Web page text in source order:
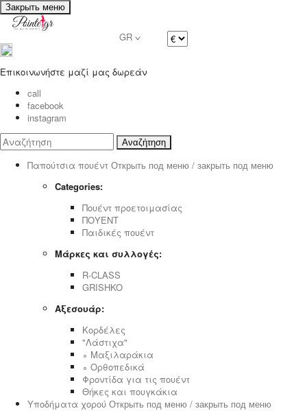
Закрыть меню
GR
Επικοινωνήστε μαζί μας δωρεάν
call
facebook
instagram
Αναζήτηση
Παπούτσια πουέντ Открыть под меню / закрыть под меню
Categories:
Πουέντ προετοιμασίας
ΠΟΥΕΝΤ
Παιδικές πουέντ
Μάρκες και συλλογές:
R-CLASS
GRISHKO
Αξεσουάρ:
Κορδέλες
"Λάστιχα"
∘ Μαξιλαράκια
∘ Ορθοπεδικά
Φροντίδα για τις πουέντ
Θήκες και πουγκάκια
Υποδήματα χορού Открыть под меню / закрыть под меню